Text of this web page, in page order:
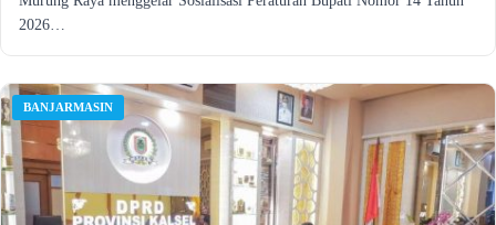
2026…
BANJARMASIN